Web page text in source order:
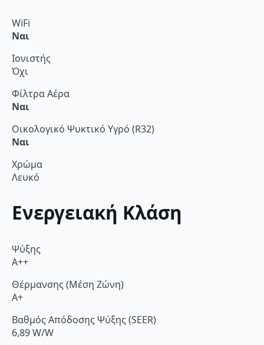
WiFi
Ναι
Ιονιστής
Όχι
Φίλτρα Αέρα
Ναι
Οικολογικό Ψυκτικό Υγρό (R32)
Ναι
Χρώμα
Λευκό
Ενεργειακή Κλάση
Ψύξης
A++
Θέρμανσης (Μέση Ζώνη)
A+
Βαθμός Απόδοσης Ψύξης (SEER)
6,89 W/W